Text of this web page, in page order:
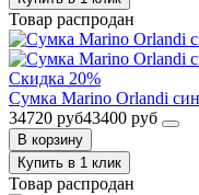
Товар распродан
Скидка 20%
Сумка Marino Orlandi
34720 руб43400 руб
В корзину
Купить в 1 клик
Товар распродан